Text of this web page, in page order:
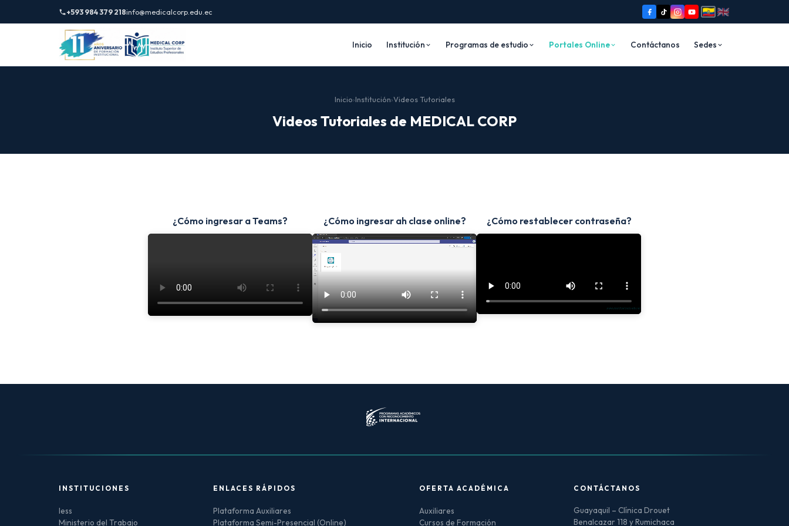
+593 984 379 218info@medicalcorp.edu.ec
Inicio Institución Programas de estudio Portales Online Contáctanos Sedes
Inicio›Institución›Videos Tutoriales
Videos Tutoriales de MEDICAL CORP
¿Cómo ingresar a Teams? ¿Cómo ingresar ah clase online? ¿Cómo restablecer contraseña?
INSTITUCIONES
Iess
Ministerio del Trabajo
ENLACES RÁPIDOS
Plataforma Auxiliares
Plataforma Semi-Presencial (Online)
OFERTA ACADÉMICA
Auxiliares
Cursos de Formación
CONTÁCTANOS
Guayaquil – Clínica Drouet
Benalcazar 118 y Rumichaca